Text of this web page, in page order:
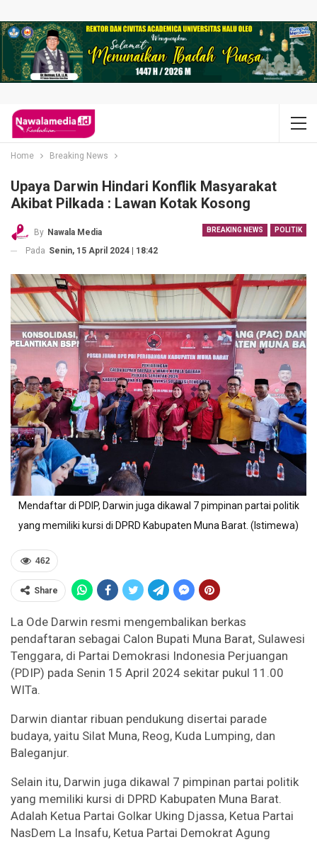
Home Breaking News
Upaya Darwin Hindari Konflik Masyarakat
Akibat Pilkada : Lawan Kotak Kosong
BREAKING NEWS POLITIK
By Nawala Media
Pada Senin, 15 April 2024 | 18:42
Mendaftar di PDIP, Darwin juga dikawal 7 pimpinan partai politik
yang memiliki kursi di DPRD Kabupaten Muna Barat. (Istimewa)
462
Share
La Ode Darwin resmi mengembalikan berkas
pendaftaran sebagai Calon Bupati Muna Barat, Sulawesi
Tenggara, di Partai Demokrasi Indonesia Perjuangan
(PDIP) pada Senin 15 April 2024 sekitar pukul 11.00
WITa.
Darwin diantar ribuan pendukung disertai parade
budaya, yaitu Silat Muna, Reog, Kuda Lumping, dan
Baleganjur.
Selain itu, Darwin juga dikawal 7 pimpinan partai politik
yang memiliki kursi di DPRD Kabupaten Muna Barat.
Adalah Ketua Partai Golkar Uking Djassa, Ketua Partai
NasDem La Insafu, Ketua Partai Demokrat Agung